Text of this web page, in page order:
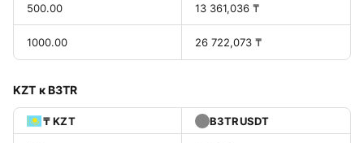
500.00 13 361,036 ₸
1000.00 26 722,073 ₸
KZT к B3TR
₸ KZT B3TRUSDT